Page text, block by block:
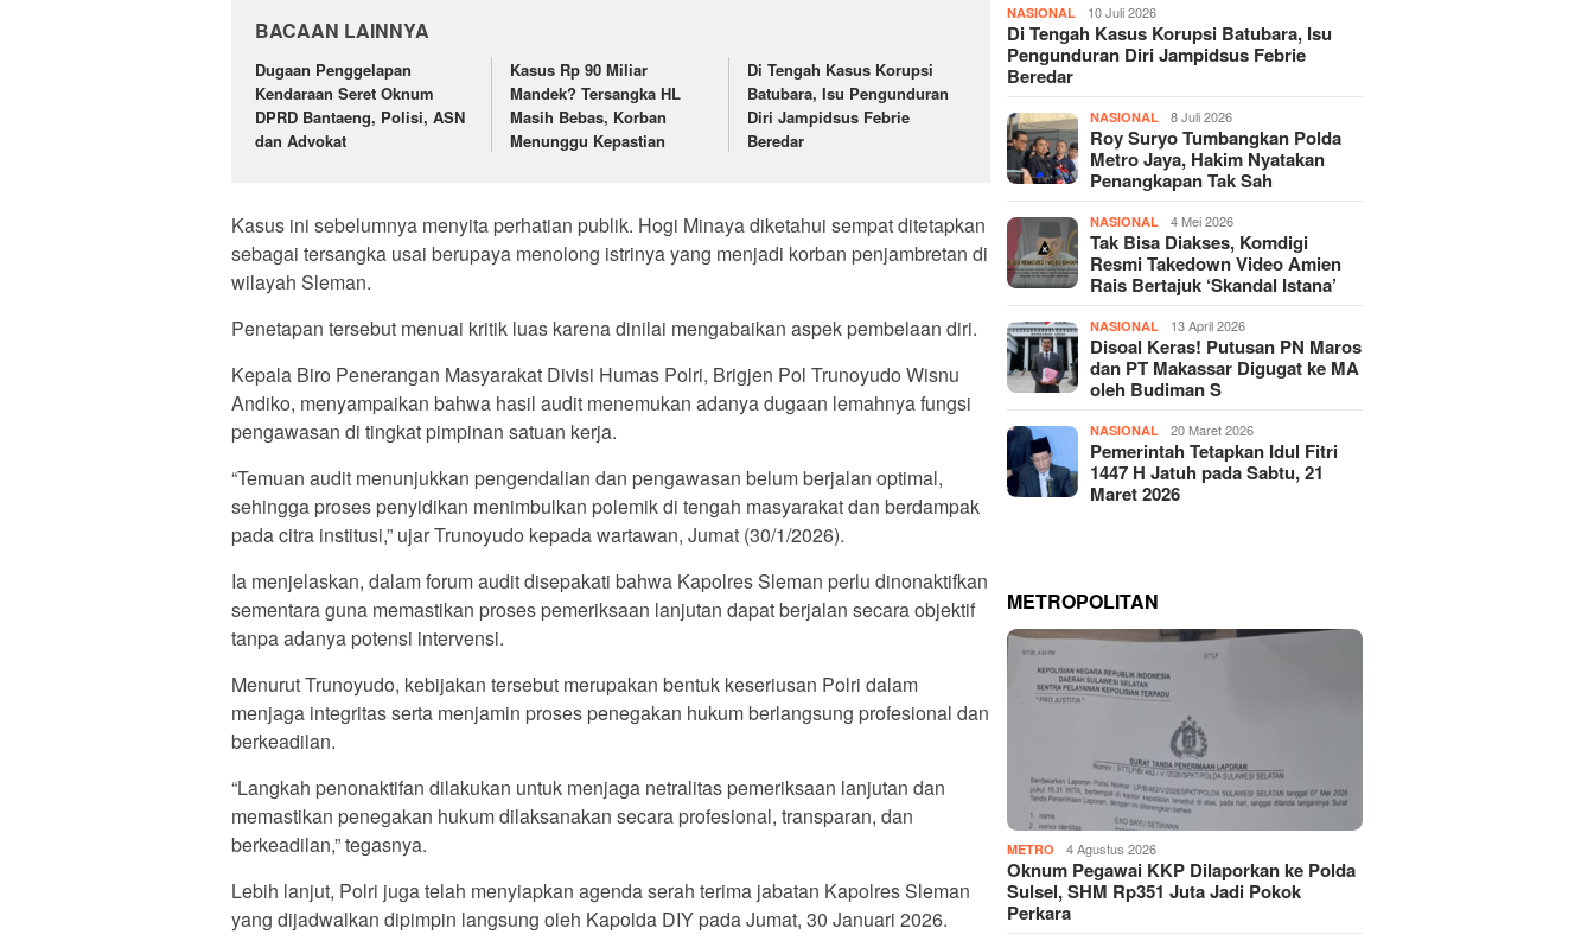
BACAAN LAINNYA
Dugaan Penggelapan
Kendaraan Seret Oknum
DPRD Bantaeng, Polisi, ASN
dan Advokat
Kasus Rp 90 Miliar
Mandek? Tersangka HL
Masih Bebas, Korban
Menunggu Kepastian
Di Tengah Kasus Korupsi
Batubara, Isu Pengunduran
Diri Jampidsus Febrie
Beredar
Kasus ini sebelumnya menyita perhatian publik. Hogi Minaya diketahui sempat ditetapkan
sebagai tersangka usai berupaya menolong istrinya yang menjadi korban penjambretan di
wilayah Sleman.
Penetapan tersebut menuai kritik luas karena dinilai mengabaikan aspek pembelaan diri.
Kepala Biro Penerangan Masyarakat Divisi Humas Polri, Brigjen Pol Trunoyudo Wisnu
Andiko, menyampaikan bahwa hasil audit menemukan adanya dugaan lemahnya fungsi
pengawasan di tingkat pimpinan satuan kerja.
“Temuan audit menunjukkan pengendalian dan pengawasan belum berjalan optimal,
sehingga proses penyidikan menimbulkan polemik di tengah masyarakat dan berdampak
pada citra institusi,” ujar Trunoyudo kepada wartawan, Jumat (30/1/2026).
Ia menjelaskan, dalam forum audit disepakati bahwa Kapolres Sleman perlu dinonaktifkan
sementara guna memastikan proses pemeriksaan lanjutan dapat berjalan secara objektif
tanpa adanya potensi intervensi.
Menurut Trunoyudo, kebijakan tersebut merupakan bentuk keseriusan Polri dalam
menjaga integritas serta menjamin proses penegakan hukum berlangsung profesional dan
berkeadilan.
“Langkah penonaktifan dilakukan untuk menjaga netralitas pemeriksaan lanjutan dan
memastikan penegakan hukum dilaksanakan secara profesional, transparan, dan
berkeadilan,” tegasnya.
Lebih lanjut, Polri juga telah menyiapkan agenda serah terima jabatan Kapolres Sleman
yang dijadwalkan dipimpin langsung oleh Kapolda DIY pada Jumat, 30 Januari 2026.
NASIONAL 10 Juli 2026
Di Tengah Kasus Korupsi Batubara, Isu
Pengunduran Diri Jampidsus Febrie
Beredar
NASIONAL 8 Juli 2026
Roy Suryo Tumbangkan Polda
Metro Jaya, Hakim Nyatakan
Penangkapan Tak Sah
NASIONAL 4 Mei 2026
Tak Bisa Diakses, Komdigi
Resmi Takedown Video Amien
Rais Bertajuk ‘Skandal Istana’
NASIONAL 13 April 2026
Disoal Keras! Putusan PN Maros
dan PT Makassar Digugat ke MA
oleh Budiman S
NASIONAL 20 Maret 2026
Pemerintah Tetapkan Idul Fitri
1447 H Jatuh pada Sabtu, 21
Maret 2026
METROPOLITAN
METRO 4 Agustus 2026
Oknum Pegawai KKP Dilaporkan ke Polda
Sulsel, SHM Rp351 Juta Jadi Pokok
Perkara